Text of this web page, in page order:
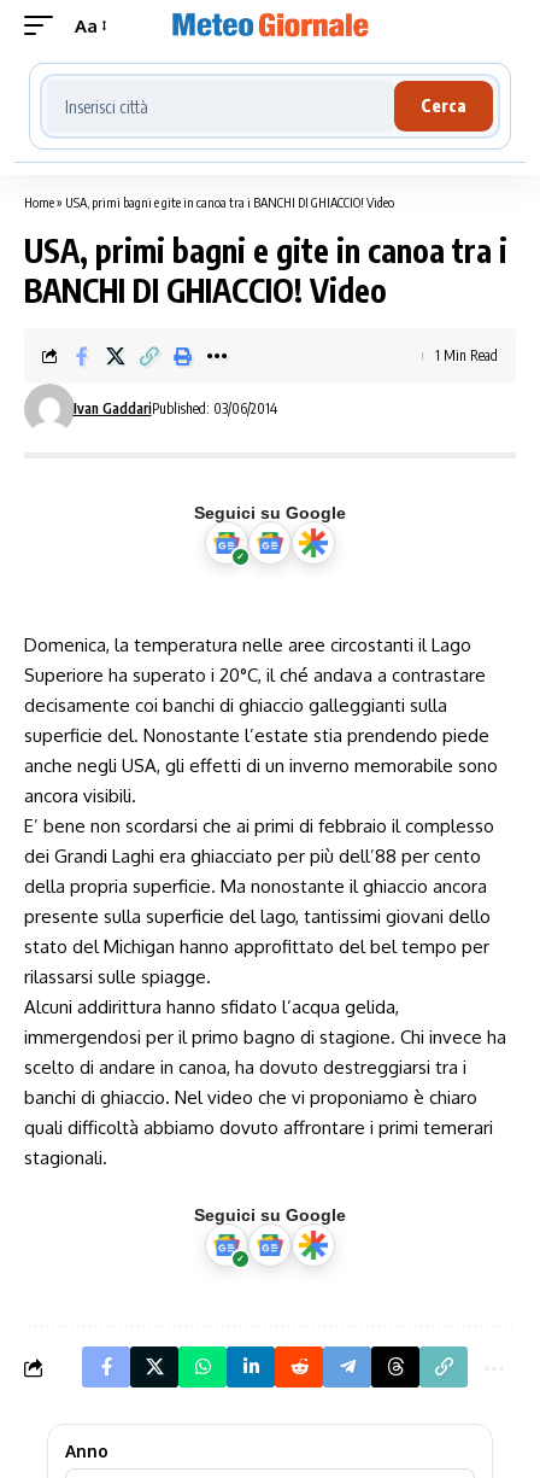
Aa
Cerca località meteo
Cerca
Home» USA, primi bagni e gite in canoa tra i BANCHI DI GHIACCIO! Video
USA, primi bagni e gite in canoa tra i
BANCHI DI GHIACCIO! Video
Ivan GaddariPublished: 03/06/2014
1 Min Read
Seguici su Google
Domenica, la temperatura nelle aree circostanti il Lago
Superiore ha superato i 20°C, il ché andava a contrastare
decisamente coi banchi di ghiaccio galleggianti sulla
superficie del. Nonostante l’estate stia prendendo piede
anche negli USA, gli effetti di un inverno memorabile sono
ancora visibili.
E’ bene non scordarsi che ai primi di febbraio il complesso
dei Grandi Laghi era ghiacciato per più dell’88 per cento
della propria superficie. Ma nonostante il ghiaccio ancora
presente sulla superficie del lago, tantissimi giovani dello
stato del Michigan hanno approfittato del bel tempo per
rilassarsi sulle spiagge.
Alcuni addirittura hanno sfidato l’acqua gelida,
immergendosi per il primo bagno di stagione. Chi invece ha
scelto di andare in canoa, ha dovuto destreggiarsi tra i
banchi di ghiaccio. Nel video che vi proponiamo è chiaro
quali difficoltà abbiamo dovuto affrontare i primi temerari
stagionali.
Seguici su Google
Anno